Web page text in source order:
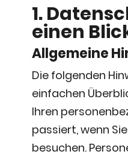
1.
einen
Allgemeine
Die folgenden
einfachen
Ihren
passiert, wenn
besuchen.